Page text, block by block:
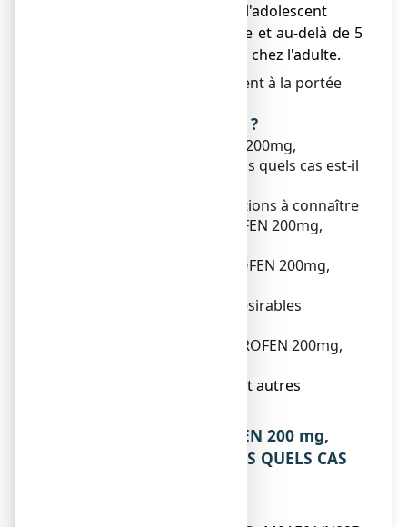
- 3 jours chez l’enfant et l'adolescent
- 3 jours en cas de fièvre et au-delà de 5
jours en cas de douleurs chez l'adulte.
Ne laissez pas ce médicament à la portée
Que contient cette notice ?
1. Qu'est-ce que NUROFEN 200mg,
comprimé enrobé et dans quels cas est-il
2. Quelles sont les informations à connaître
avant de prendre NUROFEN 200mg,
3. Comment prendre NUROFEN 200mg,
4. Quels sont les effets indésirables
5. Comment conserver NUROFEN 200mg,
6. Contenu de l’emballage et autres
1. QU’EST-CE QUE NUROFEN 200 mg,
comprimé enrobé ET DANS QUELS CAS